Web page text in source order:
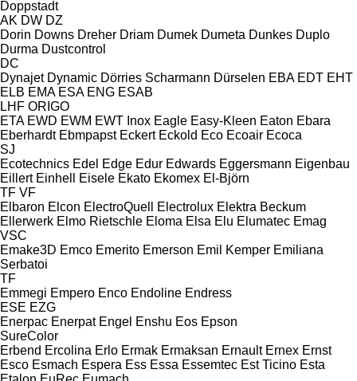
Doppstadt
AK DW DZ
Dorin Downs Dreher Driam Dumek Dumeta Dunkes Duplo
Durma Dustcontrol
DC
Dynajet Dynamic Dörries Scharmann Dürselen EBA EDT EHT
ELB EMA ESA ENG ESAB
LHF ORIGO
ETA EWD EWM EWT Inox Eagle Easy-Kleen Eaton Ebara
Eberhardt Ebmpapst Eckert Eckold Eco Ecoair Ecoca
SJ
Ecotechnics Edel Edge Edur Edwards Eggersmann Eigenbau
Eillert Einhell Eisele Ekato Ekomex El-Björn
TF VF
Elbaron Elcon ElectroQuell Electrolux Elektra Beckum
Ellerwerk Elmo Rietschle Eloma Elsa Elu Elumatec Emag
VSC
Emake3D Emco Emerito Emerson Emil Kemper Emiliana
Serbatoi
TF
Emmegi Empero Enco Endoline Endress
ESE EZG
Enerpac Enerpat Engel Enshu Eos Epson
SureColor
Erbend Ercolina Erlo Ermak Ermaksan Ernault Ernex Ernst
Esco Esmach Espera Ess Essa Essemtec Est Ticino Esta